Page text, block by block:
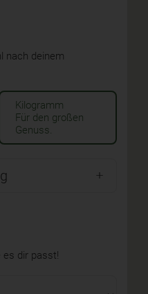
nach deinem
Kilogramm
Für den großen
Genuss.
es dir passt!